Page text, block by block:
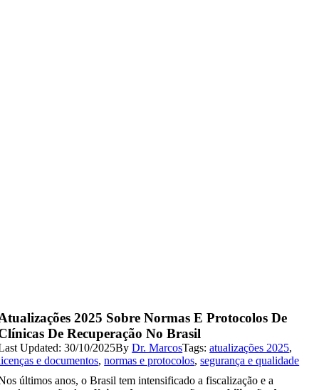
2025 Sobre Normas E Protocolos De
De Recuperação No Brasil
Updated: 30/10/2025ByDr. MarcosTags:atualizações 2025,
e documentos,normas e protocolos,segurança e qualidade
últimos anos, o Brasil tem intensificado a fiscalização e a